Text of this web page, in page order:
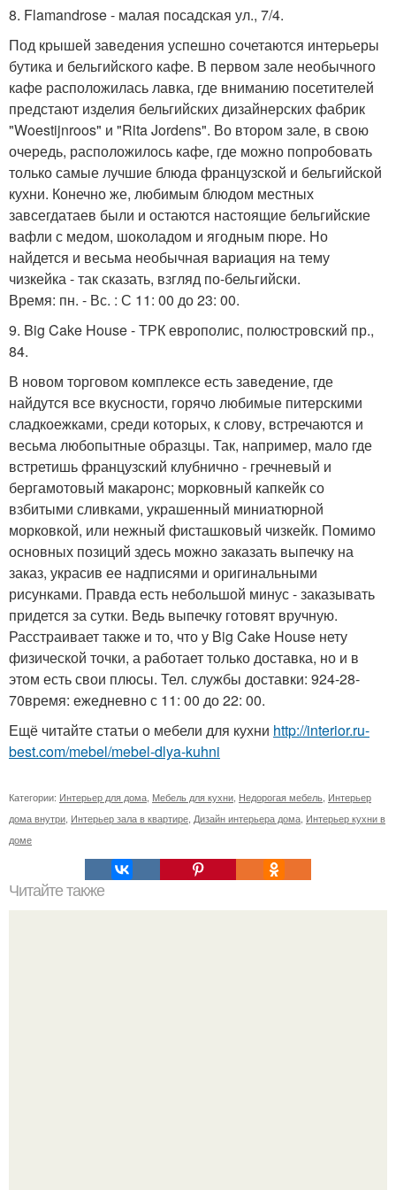
8. Flamandrose - малая посадская ул., 7/4.
Под крышей заведения успешно сочетаются интерьеры
бутика и бельгийского кафе. В первом зале необычного
кафе расположилась лавка, где вниманию посетителей
предстают изделия бельгийских дизайнерских фабрик
"Woestijnroos" и "Rita Jordens". Во втором зале, в свою
очередь, расположилось кафе, где можно попробовать
только самые лучшие блюда французской и бельгийской
кухни. Конечно же, любимым блюдом местных
завсегдатаев были и остаются настоящие бельгийские
вафли с медом, шоколадом и ягодным пюре. Но
найдется и весьма необычная вариация на тему
чизкейка - так сказать, взгляд по-бельгийски.
Время: пн. - Вс. : С 11: 00 до 23: 00.
9. Big Cake House - ТРК европолис, полюстровский пр.,
84.
В новом торговом комплексе есть заведение, где
найдутся все вкусности, горячо любимые питерскими
сладкоежками, среди которых, к слову, встречаются и
весьма любопытные образцы. Так, например, мало где
встретишь французский клубнично - гречневый и
бергамотовый макаронс; морковный капкейк со
взбитыми сливками, украшенный миниатюрной
морковкой, или нежный фисташковый чизкейк. Помимо
основных позиций здесь можно заказать выпечку на
заказ, украсив ее надписями и оригинальными
рисунками. Правда есть небольшой минус - заказывать
придется за сутки. Ведь выпечку готовят вручную.
Расстраивает также и то, что у Big Cake House нету
физической точки, а работает только доставка, но и в
этом есть свои плюсы. Тел. службы доставки: 924-28-
70время: ежедневно с 11: 00 до 22: 00.
Ещё читайте статьи о мебели для кухни http://interior.ru-
best.com/mebel/mebel-dlya-kuhni
Категории: Интерьер для дома, Мебель для кухни, Недорогая мебель, Интерьер
дома внутри, Интерьер зала в квартире, Дизайн интерьера дома, Интерьер кухни в
доме
Читайте также